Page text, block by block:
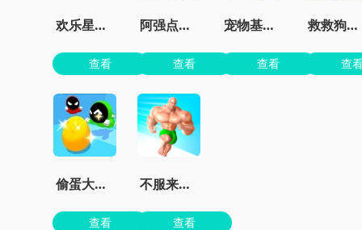
欢乐星星碰最新版
查看
阿强点点消官方版
查看
宠物基地最新版本
查看
救救狗狗蜜蜂
查
偷蛋大作战
查看
不服来战鸭正版
查看